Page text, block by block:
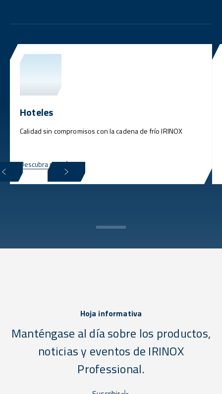
Hoteles
Calidad sin compromisos con la cadena de frío IRINOX
Descubra más
Hoja informativa
Manténgase al día sobre los productos,
noticias y eventos de IRINOX
Professional.